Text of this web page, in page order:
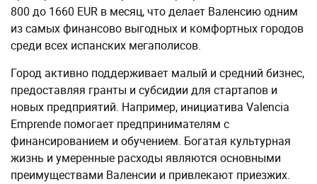
800 до 1660 EUR в месяц, что делает Валенсию одним
из самых финансово выгодных и комфортных городов
среди всех испанских мегаполисов.
Город активно поддерживает малый и средний бизнес,
предоставляя гранты и субсидии для стартапов и
новых предприятий. Например, инициатива Valencia
Emprende помогает предпринимателям с
финансированием и обучением. Богатая культурная
жизнь и умеренные расходы являются основными
преимуществами Валенсии и привлекают приезжих.